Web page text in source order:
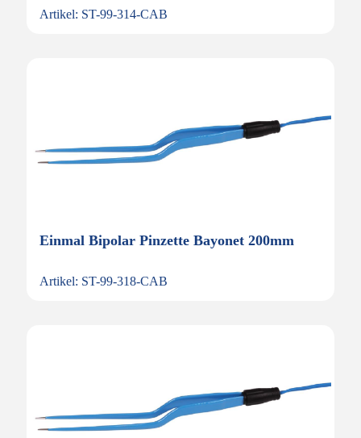
Artikel: ST-99-314-CAB
Einmal Bipolar Pinzette Bayonet 200mm
Artikel: ST-99-318-CAB